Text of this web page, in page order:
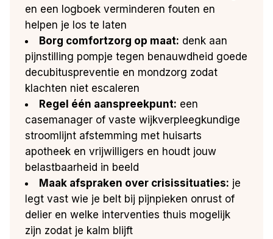
en een logboek verminderen fouten en
helpen je los te laten
Borg comfortzorg op maat: denk aan
pijnstilling pompje tegen benauwdheid goede
decubituspreventie en mondzorg zodat
klachten niet escaleren
Regel één aanspreekpunt: een
casemanager of vaste wijkverpleegkundige
stroomlijnt afstemming met huisarts
apotheek en vrijwilligers en houdt jouw
belastbaarheid in beeld
Maak afspraken over crisissituaties: je
legt vast wie je belt bij pijnpieken onrust of
delier en welke interventies thuis mogelijk
zijn zodat je kalm blijft